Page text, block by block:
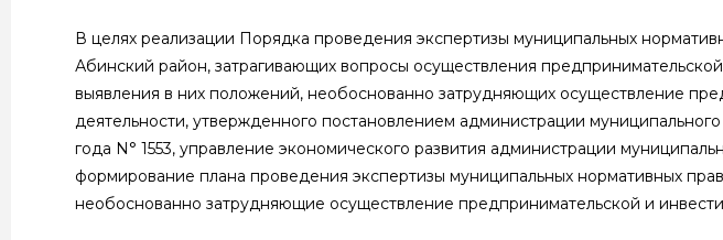
В целях реализации Порядка проведения экспертизы муниципальных
Абинский район, затрагивающих вопросы осуществления
выявления в них положений, необоснованно затрудняющих осуществление
деятельности, утвержденного постановлением администрации
года N° 1553, управление экономического развития администрации
формирование плана проведения экспертизы муниципальных нормативных
необоснованно затрудняющие осуществление предпринимательской и